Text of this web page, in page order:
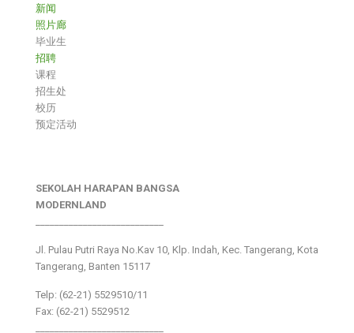
新闻
照片廊
毕业生
招聘
课程
招生处
校历
预定活动
SEKOLAH HARAPAN BANGSA
MODERNLAND
Jl. Pulau Putri Raya No.Kav 10, Klp. Indah, Kec. Tangerang, Kota
Tangerang, Banten 15117
Telp: (62-21) 5529510/11
Fax: (62-21) 5529512